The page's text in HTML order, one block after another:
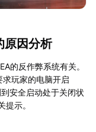
因分析
的反作弊系统有关。
玩家的电脑开启
安全启动处于关闭状
示。